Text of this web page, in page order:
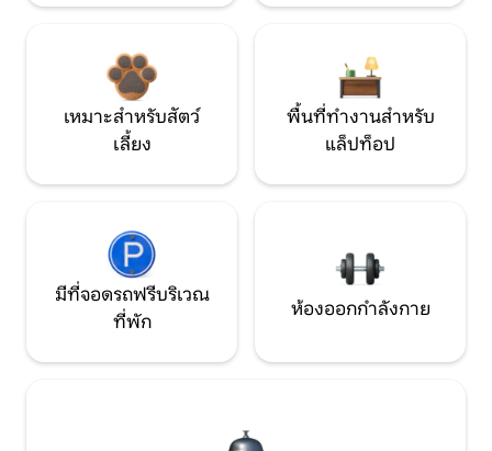
เหมาะสำหรับสัตว์
เลี้ยง
พื้นที่ทำงานสำหรับ
แล็ปท็อป
มีที่จอดรถฟรีบริเวณ
ที่พัก
ห้องออกกำลังกาย